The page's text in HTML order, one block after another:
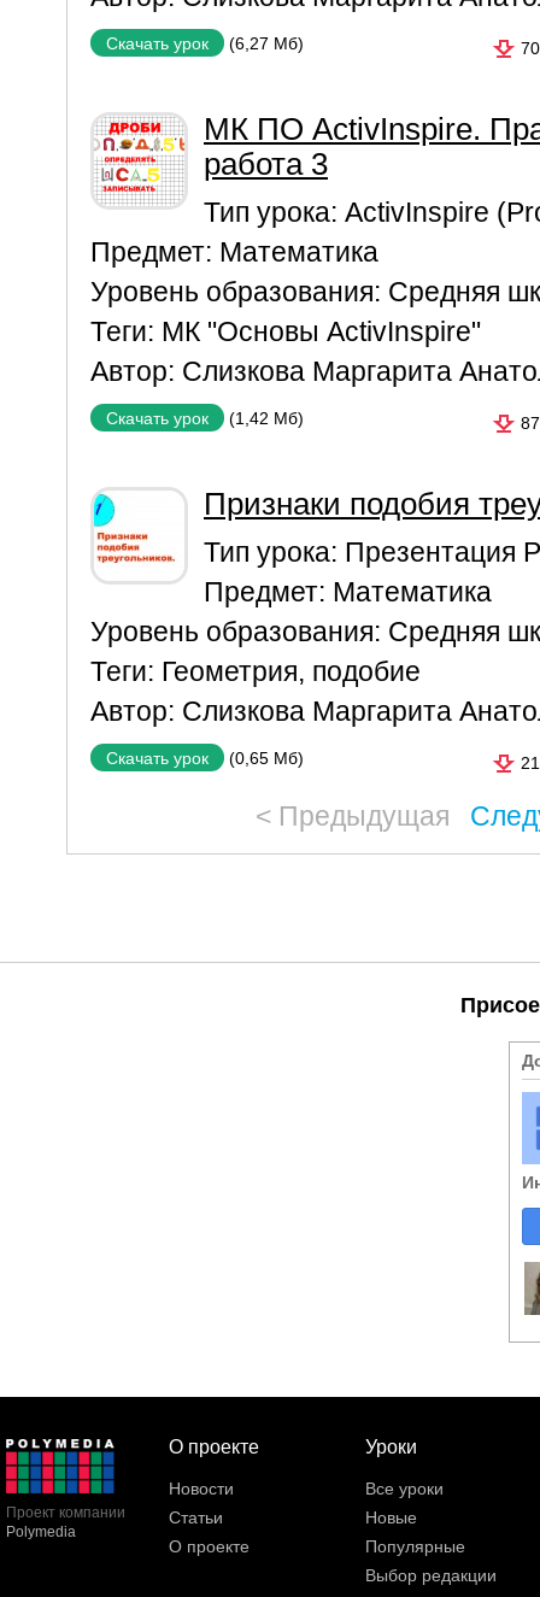
Скачать урок (6,27 Мб) 70
МК ПО ActivInspire.
работа 3
Тип урока: ActivInspire
Предмет: Математика
Уровень образования: Средняя
Теги: МК "Основы ActivInspire"
Автор: Слизкова Маргарита
Скачать урок (1,42 Мб) 87
Признаки подобия
Тип урока: Презентация
Предмет: Математика
Уровень образования: Средняя
Теги: Геометрия, подобие
Автор: Слизкова Маргарита
Скачать урок (0,65 Мб) 21
< Предыдущая
Проект компании
Polymedia
О проекте
Новости
Статьи
О проекте
Уроки
Все уроки
Новые
Популярные
Выбор редакции